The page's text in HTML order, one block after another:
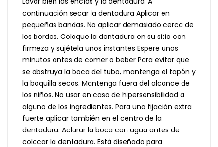
continuación secar la dentadura Aplicar en
pequeñas bandas. No aplicar demasiado cerca de
los bordes. Coloque la dentadura en su sitio con
firmeza y sujétela unos instantes Espere unos
minutos antes de comer o beber Para evitar que
se obstruya la boca del tubo, mantenga el tapón y
la boquilla secos. Mantenga fuera del alcance de
los niños. No usar en caso de hipersensibilidad a
alguno de los ingredientes. Para una fijación extra
fuerte aplicar también en el centro de la
dentadura. Aclarar la boca con agua antes de
colocar la dentadura. Está diseñado para